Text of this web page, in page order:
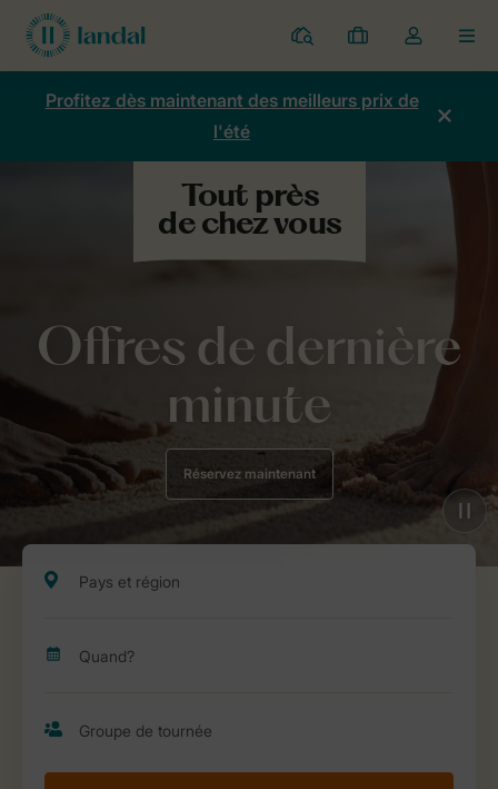
Parcs
Mes
réservations
Toggle
the
my
account
Profitez dès maintenant des meilleurs prix de
l'été
Offres de dernière
minute
Réservez maintenant